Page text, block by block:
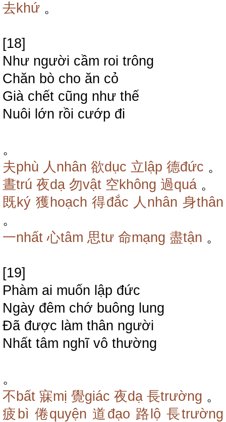
去khứ 。
[18]
Như người cầm roi trông
Chăn bò cho ăn cỏ
Già chết cũng như thế
Nuôi lớn rồi cướp đi
。
夫phù 人nhân 欲dục 立lập 德đức 。
晝trú 夜dạ 勿vật 空không 過quá 。
既ký 獲hoạch 得đắc 人nhân 身thân
。
一nhất 心tâm 思tư 命mạng 盡tận 。
[19]
Phàm ai muốn lập đức
Ngày đêm chớ buông lung
Đã được làm thân người
Nhất tâm nghĩ vô thường
。
不bất 寐mị 覺giác 夜dạ 長trường 。
疲bì 倦quyện 道đạo 路lộ 長trường